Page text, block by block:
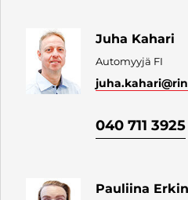
Juha Kahari
Automyyjä FI
juha.kahari
040 711 3925
Pauliina